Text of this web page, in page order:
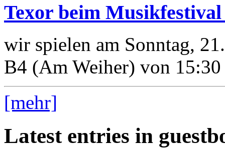
Texor beim
wir spielen am Sonntag,
B4 (Am Weiher) von
[mehr]
Latest entries in